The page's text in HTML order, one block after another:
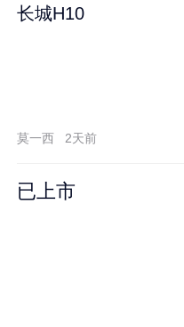
长城H10
莫一西 2天前
已上市